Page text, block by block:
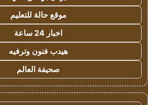
موقع حالة للتعليم
اخبار 24 ساعة
هيدب فنون وترفيه
صحيفة العالم